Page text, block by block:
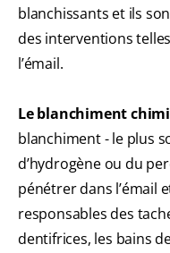
blanchissants et ils
des interventions
l’émail.
Le blanchiment
blanchiment - le plus
d’hydrogène ou du
pénétrer dans l’émail
responsables des
dentifrices, les bains